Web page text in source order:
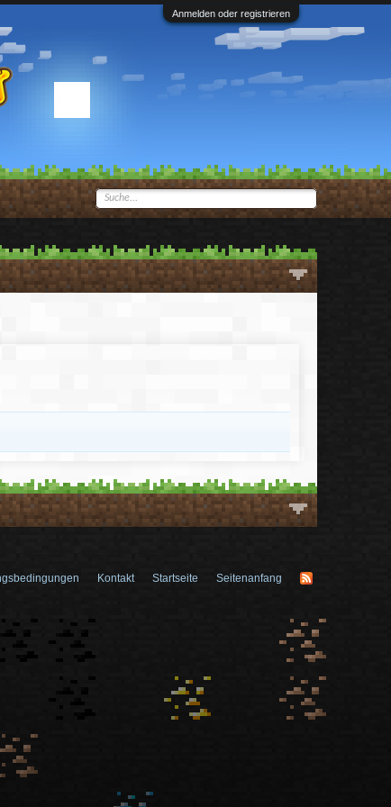
Anmelden oder registrieren
Kontakt Startseite Seitenanfang